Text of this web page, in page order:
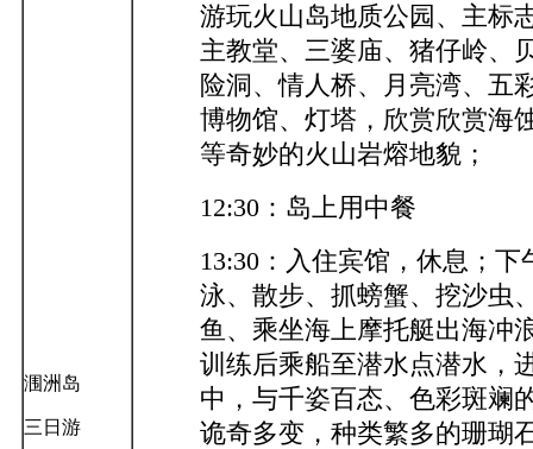
涠洲岛
三日游
游玩火山岛地质公园、主标
主教堂、三婆庙、猪仔岭、
险洞、情人桥、月亮湾、五
博物馆、灯塔，欣赏欣赏海
等奇妙的火山岩熔地貌；
12:30：岛上用中餐
13:30：入住宾馆，休息；
泳、散步、抓螃蟹、挖沙虫
鱼、乘坐海上摩托艇出海冲
训练后乘船至潜水点潜水，
中，与千姿百态、色彩斑斓
诡奇多变，种类繁多的珊瑚